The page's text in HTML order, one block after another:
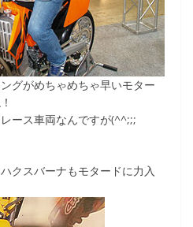
グがめちゃめちゃ早いモター
ース車両なんですが(^^;;;
クスバーナもモタードに力入